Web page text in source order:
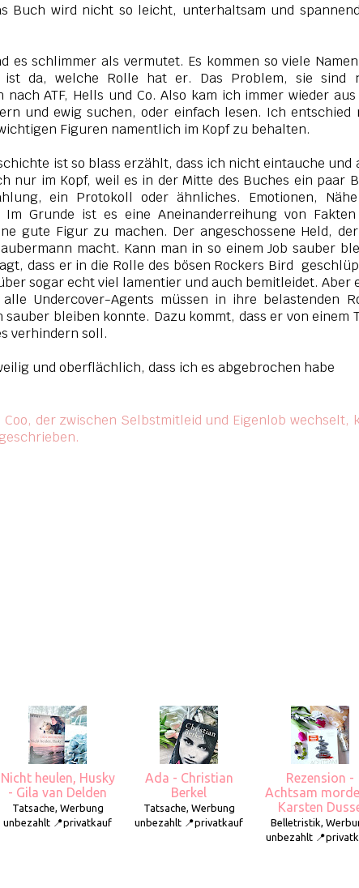
Buch wird nicht so leicht, unterhaltsam und
es schlimmer als vermutet. Es kommen so viele
da, welche Rolle hat er. Das Problem, sie sind
ATF, Hells und Co. Also kam ich immer wieder aus
und ewig suchen, oder einfach lesen. Ich entschied
Figuren namentlich im Kopf zu behalten.
ist so blass erzählt, dass ich nicht eintauche und
nur im Kopf, weil es in der Mitte des Buches ein paar
ein Protokoll oder ähnliches. Emotionen,
Grunde ist es eine Aneinanderreihung von
gute Figur zu machen. Der angeschossene Held,
macht. Kann man in so einem Job sauber
dass er in die Rolle des bösen Rockers Bird
sogar echt viel lamentier und auch bemitleidet. Aber
Undercover-Agents müssen in ihre belastenden
bleiben konnte. Dazu kommt, dass er von einem
verhindern soll.
und oberflächlich, dass ich es abgebrochen habe
der zwischen Selbstmitleid und Eigenlob wechselt,
Nicht heulen, Husky
- Gila van Delden
Tatsache, Werbung
unbezahlt 📍privatkauf
Ada - Christian
Berkel
Tatsache, Werbung
unbezahlt 📍privatkauf
Rezension -
Achtsam
Karsten
Belletristik,
unbezahlt